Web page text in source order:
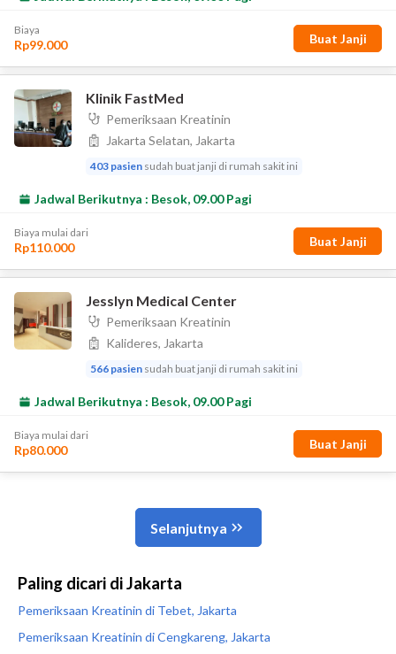
Paling dicari di Jakarta
Pemeriksaan Kreatinin di Tebet, Jakarta
Pemeriksaan Kreatinin di Cengkareng, Jakarta